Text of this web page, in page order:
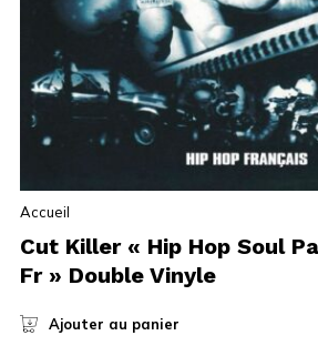
Accueil
Cut Killer « Hip Hop Soul
Fr » Double Vinyle
Ajouter au panier